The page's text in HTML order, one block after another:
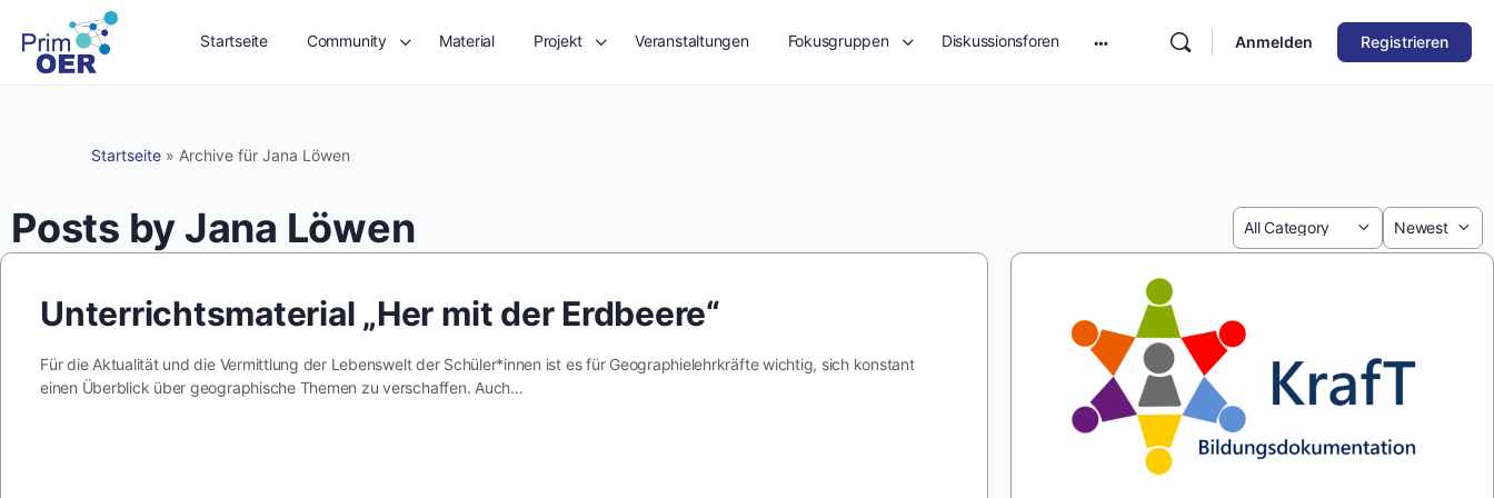
Startseite Community Material Projekt Veranstaltungen Fokusgruppen Diskussionsforen Anmelden Registrieren
Startseite » Archive für Jana Löwen
Posts by Jana Löwen
Unterrichtsmaterial „Her mit der Erdbeere“
Für die Aktualität und die Vermittlung der Lebenswelt der Schüler*innen ist es für Geographielehrkräfte wichtig, sich konstant
einen Überblick über geographische Themen zu verschaffen. Auch…